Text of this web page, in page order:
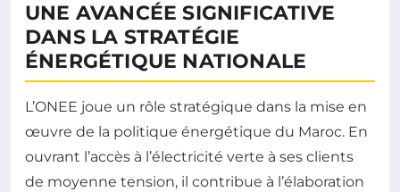
UNE AVANCÉE SIGNIFICATIVE
DANS LA STRATÉGIE
ÉNERGÉTIQUE NATIONALE
L’ONEE joue un rôle stratégique dans la mise en
œuvre de la politique énergétique du Maroc. En
ouvrant l’accès à l’électricité verte à ses clients
de moyenne tension, il contribue à l’élaboration